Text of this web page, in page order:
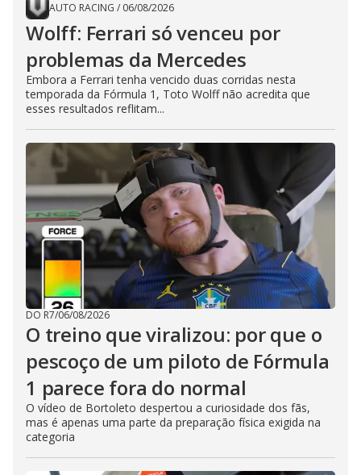
AUTO RACING / 06/08/2026
Wolff: Ferrari só venceu por
problemas da Mercedes
Embora a Ferrari tenha vencido duas corridas nesta
temporada da Fórmula 1, Toto Wolff não acredita que
esses resultados reflitam...
DO R7/06/08/2026
O treino que viralizou: por que o
pescoço de um piloto de Fórmula
1 parece fora do normal
O vídeo de Bortoleto despertou a curiosidade dos fãs,
mas é apenas uma parte da preparação física exigida na
categoria